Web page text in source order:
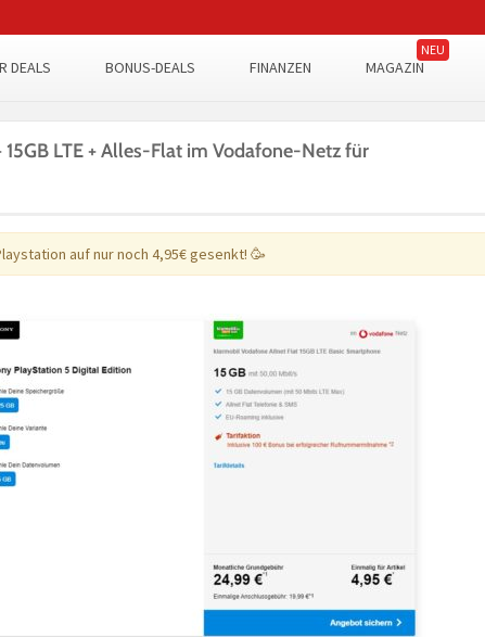
DEALS BONUS-DEALS FINANZEN MAGAZIN
LTE + Alles-Flat im Vodafone-Netz für
auf nur noch 4,95€ gesenkt! 🥳